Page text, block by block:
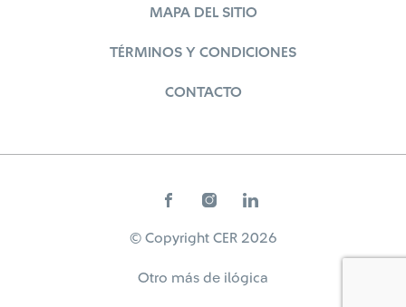
MAPA DEL SITIO
TÉRMINOS Y CONDICIONES
CONTACTO
© Copyright CER 2026
Otro más de ilógica